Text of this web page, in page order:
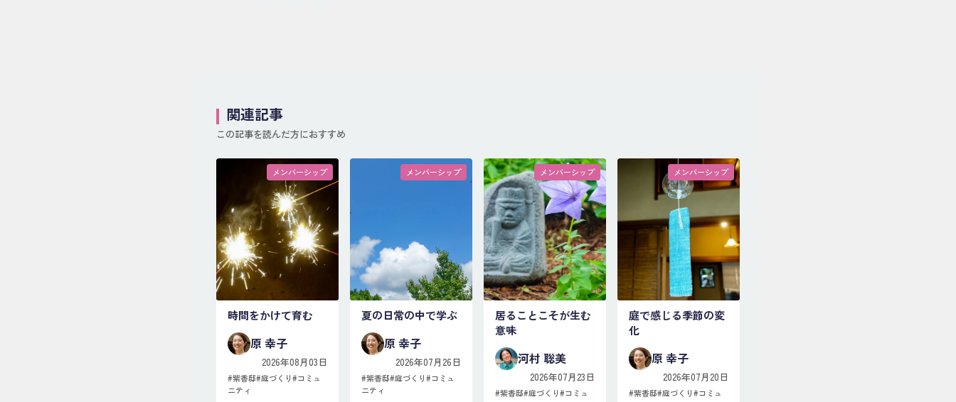
関連記事
この記事を読んだ方におすすめ
メンバーシップ
時間をかけて育む
原 幸子
2026年08月03日
#紫香邸#庭づくり#コミュ
ニティ
メンバーシップ
夏の日常の中で学ぶ
原 幸子
2026年07月26日
#紫香邸#庭づくり#コミュ
ニティ
メンバーシップ
居ることこそが生む
意味
河村 聡美
2026年07月23日
#紫香邸#庭づくり#コミュ
メンバーシップ
庭で感じる季節の変
化
原 幸子
2026年07月20日
#紫香邸#庭づくり#コミュ